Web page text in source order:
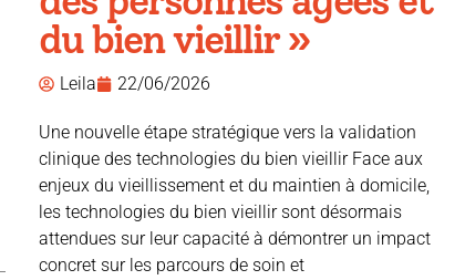
du bien vieillir »
Leila 22/06/2026
Une nouvelle étape stratégique vers la validation
clinique des technologies du bien vieillir Face aux
enjeux du vieillissement et du maintien à domicile,
les technologies du bien vieillir sont désormais
attendues sur leur capacité à démontrer un impact
concret sur les parcours de soin et